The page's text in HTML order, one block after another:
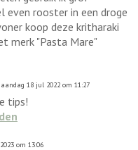
even rooster in een droge
koop deze kritharaki
merk "Pasta Mare"
18 jul 2022 om 11:27
tips!
om 13:06